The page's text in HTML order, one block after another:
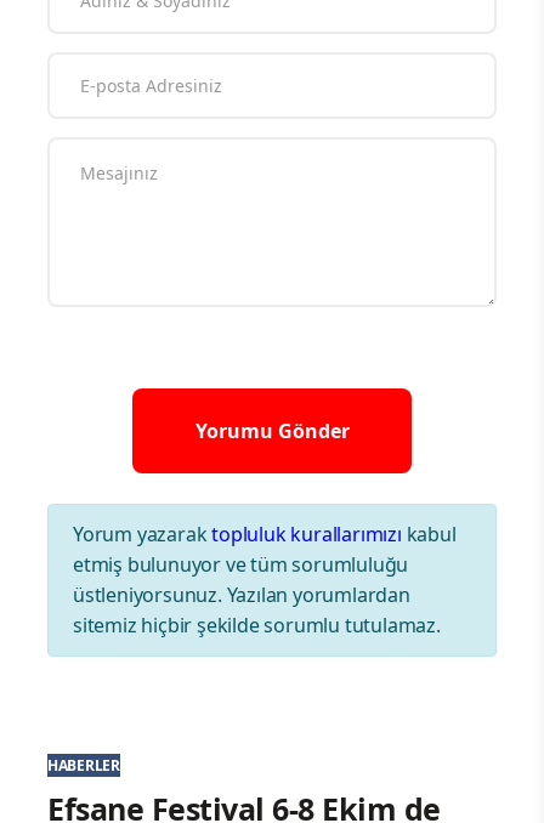
İstanbul Marriott Hotel Pendik Genel Müdürü
sanayi bölgeleri, denizcilik sektörü, havacılık